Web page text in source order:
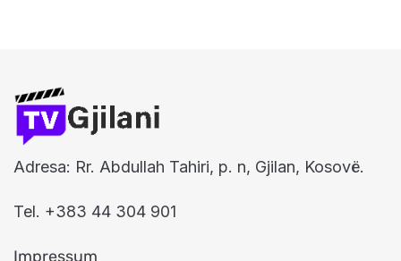
Adresa: Rr. Abdullah Tahiri, p. n, Gjilan, Kosovë.
Tel. +383 44 304 901
Impressum